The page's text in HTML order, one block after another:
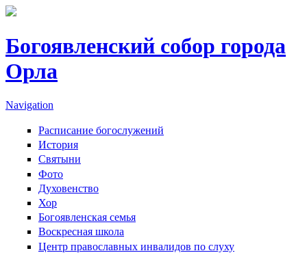
Перейти к основному содержанию
Богоявленский собор города
Орла
Navigation
Расписание богослужений
История
Святыни
Фото
Духовенство
Хор
Богоявленская семья
Воскресная школа
Центр православных инвалидов по слуху